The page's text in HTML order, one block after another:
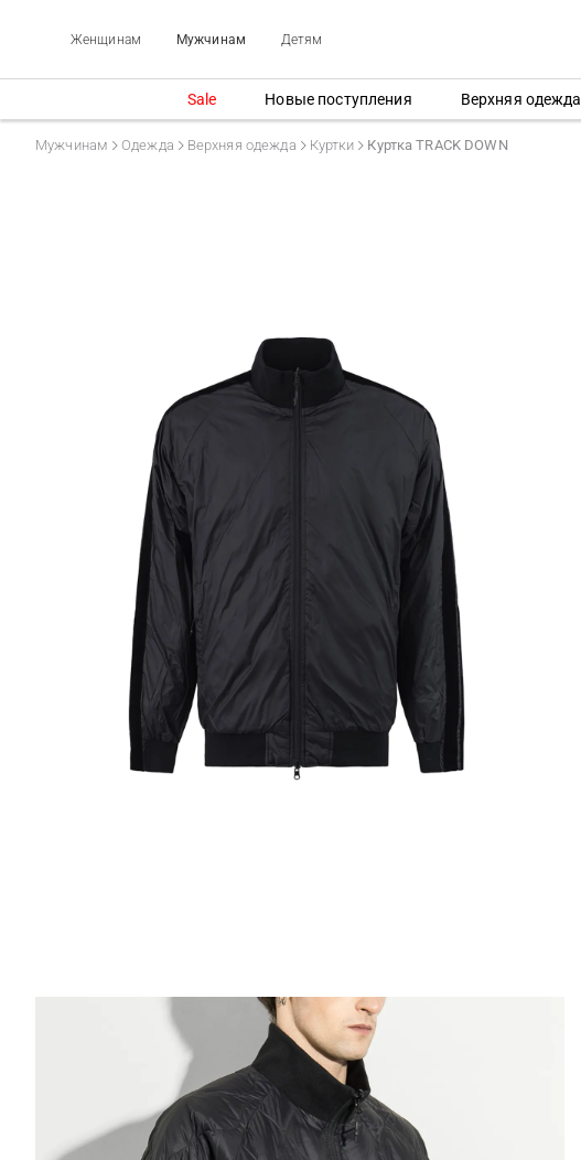
Женщинам Мужчинам Детям
Sale Новые поступления Верхняя одежда
Мужчинам Одежда Верхняя одежда Куртки Куртка TRACK DOWN